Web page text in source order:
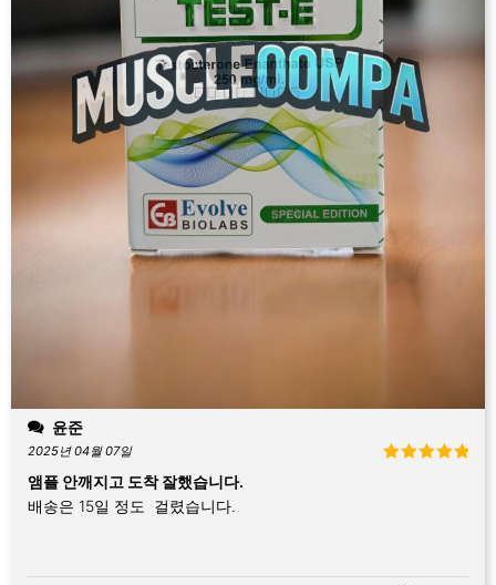
윤준
2025년 04월 07일
앰플 안깨지고 도착 잘했습니다.
배송은 15일 정도 걸렸습니다.